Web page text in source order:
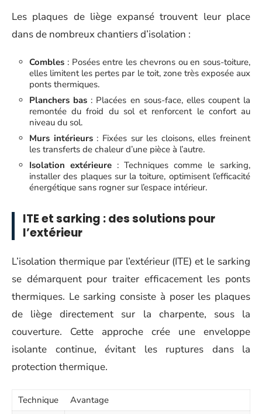
Les plaques de liège expansé trouvent leur place
dans de nombreux chantiers d’isolation :
Combles : Posées entre les chevrons ou en sous-toiture,
elles limitent les pertes par le toit, zone très exposée aux
ponts thermiques.
Planchers bas : Placées en sous-face, elles coupent la
remontée du froid du sol et renforcent le confort au
niveau du sol.
Murs intérieurs: Fixées sur les cloisons, elles freinent
les transferts de chaleur d’une pièce à l’autre.
Isolation extérieure : Techniques comme le sarking,
installer des plaques sur la toiture, optimisent l’efficacité
énergétique sans rogner sur l’espace intérieur.
ITE et sarking : des solutions pour
l’extérieur
L’isolation thermique par l’extérieur (ITE) et le sarking
se démarquent pour traiter efficacement les ponts
thermiques. Le sarking consiste à poser les plaques
de liège directement sur la charpente, sous la
couverture. Cette approche crée une enveloppe
isolante continue, évitant les ruptures dans la
protection thermique.
Technique Avantage